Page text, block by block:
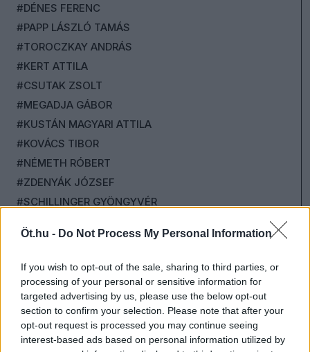
Öt.hu - Do Not Process My Personal Information
If you wish to opt-out of the sale, sharing to third parties, or
processing of your personal or sensitive information for
targeted advertising by us, please use the below opt-out
section to confirm your selection. Please note that after your
opt-out request is processed you may continue seeing
interest-based ads based on personal information utilized by
#DÉNES FERENC
#PAPP LÁSZLÓ TAMÁS
#TOROCZKAY ANDRÁS
#KERT ATTILA
#CSUTAK ZSOLT
#MEGADJA GÁBOR
#KUSTÁN MAGYARI ATTILA
#KOVÁCS TIBOR
#NÉMETH RÓBERT
#ZDENYÁK JÓZSEF
#SCHILLINGER GYÖNGYVÉR
#DR. RATIUS
#MÁTÉ GERGŐ
#JÁNOSSY ANDRÁS
#ORCSIK ROLAND
#SOPOTNIK ZOLTÁN